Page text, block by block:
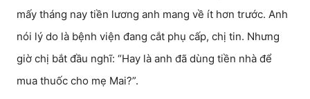
mấy tháng nay tiền lương anh mang về ít hơn trước. Anh
nói lý do là bệnh viện đang cắt phụ cấp, chị tin. Nhưng
giờ chị bắt đầu nghĩ: “Hay là anh đã dùng tiền nhà để
mua thuốc cho mẹ Mai?”.